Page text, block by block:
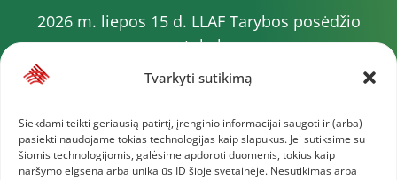
Tvarkyti sutikimą
Siekdami teikti geriausią patirtį, įrenginio informacijai saugoti ir (arba)
pasiekti naudojame tokias technologijas kaip slapukus. Jei sutiksime su
šiomis technologijomis, galėsime apdoroti duomenis, tokius kaip
naršymo elgsena arba unikalūs ID šioje svetainėje. Nesutikimas arba
2026 m. liepos 15 d. LLAF Tarybos posėdžio
protokolas
2026 m. liepos 20 d. LLAF VK posėdžio protokolas
2026 m. varžybų kalendorius
2026 m. liepos 4 d. LLAF Tarybos posėdžio